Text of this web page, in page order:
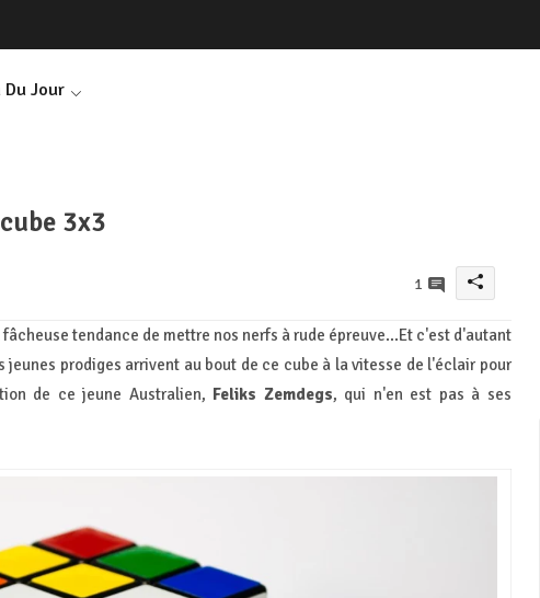
Jour
3x3
1
tendance de mettre nos nerfs à rude épreuve...Et c'est d'autant
prodiges arrivent au bout de ce cube à la vitesse de l'éclair pour
de ce jeune Australien, Feliks Zemdegs, qui n'en est pas à ses